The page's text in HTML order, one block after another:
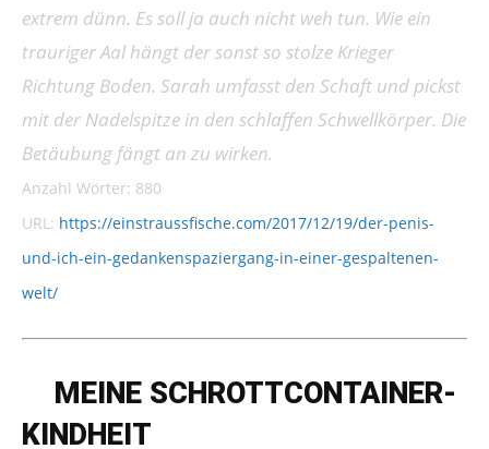
extrem dünn. Es soll ja auch nicht weh tun. Wie ein
trauriger Aal hängt der sonst so stolze Krieger
Richtung Boden. Sarah umfasst den Schaft und pickst
mit der Nadelspitze in den schlaffen Schwellkörper. Die
Betäubung fängt an zu wirken.
Anzahl Wörter: 880
URL: https://einstraussfische.com/2017/12/19/der-penis-
und-ich-ein-gedankenspaziergang-in-einer-gespaltenen-
welt/
MEINE SCHROTTCONTAINER­
KINDHEIT